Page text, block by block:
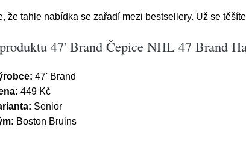
že tahle nabídka se zařadí mezi bestsellery. Už se
47' Brand Čepice NHL 47 Brand
47' Brand
449 Kč
Senior
Boston Bruins